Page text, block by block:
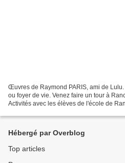
Œuvres de Raymond PARIS, ami de
ou foyer de vie. Venez faire un tour à
Activités avec les élèves de l'école de
Hébergé par Overblog
Top articles